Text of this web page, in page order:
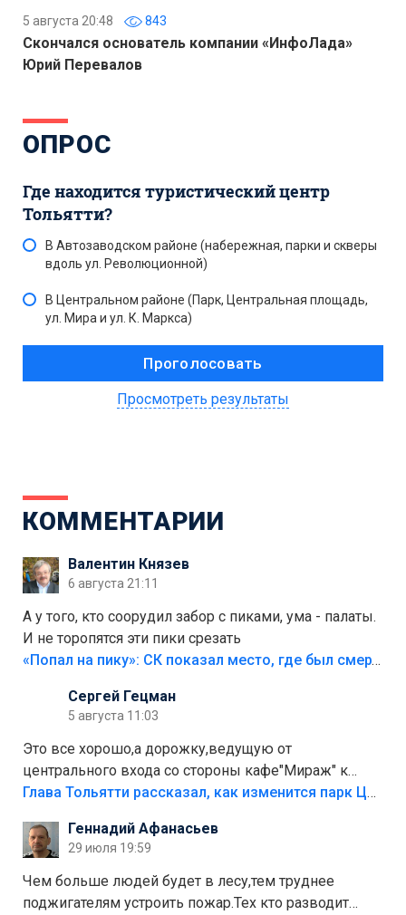
5 августа 20:48 843
Скончался основатель компании «ИнфоЛада»
Юрий Перевалов
ОПРОС
Где находится туристический центр
Тольятти?
В Автозаводском районе (набережная, парки и скверы
вдоль ул. Революционной)
В Центральном районе (Парк, Центральная площадь,
ул. Мира и ул. К. Маркса)
Просмотреть результаты
КОММЕНТАРИИ
Валентин Князев
6 августа 21:11
А у того, кто соорудил забор с пиками, ума - палаты.
И не торопятся эти пики срезать
«Попал на пику»: СК показал место, где был смертельно травмирован ребенок в Тольятти
Сергей Гецман
5 августа 11:03
Это все хорошо,а дорожку,ведущую от
центрального входа со стороны кафе"Мираж" к
аттракционам слабо доделать?А то бордюры
лежала в парке и испортилась.Да еще,видимо,часть
украли.
Глава Тольятти рассказал, как изменится парк Центрального района
Геннадий Афанасьев
29 июля 19:59
Чем больше людей будет в лесу,тем труднее
поджигателям устроить пожар.Тех кто разводит